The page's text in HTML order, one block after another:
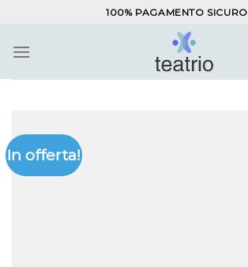
contenuti
100% PAGAMENTO SICURO
In offerta!